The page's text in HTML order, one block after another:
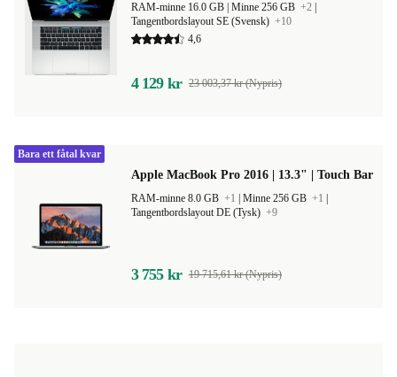
Minne 256 GB +2
Tangentbordslayout SE (Svensk) +10
4,6
4 129 kr 23 003,37 kr (Nypris)
Apple MacBook Pro 2016 | 13.3" | Touch Bar
RAM-minne 8.0 GB +1 Minne 256 GB +1
Tangentbordslayout DE (Tysk) +9
3 755 kr 19 715,61 kr (Nypris)
Bara ett fåtal kvar